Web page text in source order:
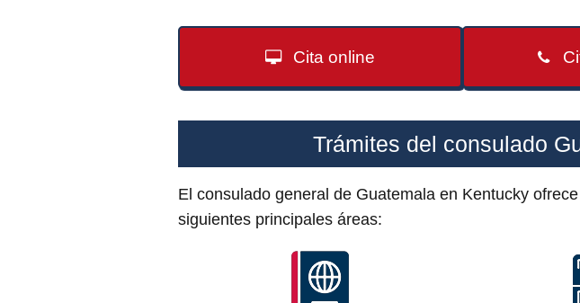
Cita online
Trámites del consulado
El consulado general de Guatemala en Kentucky
siguientes principales áreas: